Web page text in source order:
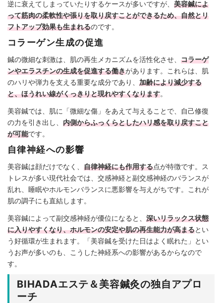
逆に衰えてしまっていたりするケースが多いですが、 美容鍼によ
って筋肉の柔軟性や張りを取り戻すことができるため、自然とリ
フトアップ効果も生まれるのです。
コラーゲン生成の促進
鍼の微細な刺激は、肌の再生メカニズムを活性化させ、 コラーゲ
ンやエラスチンの生成を促進する働きがあります。これらは、肌
のハリや弾力を支える重要な成分であり、 加齢により減少する
と、ほうれい線がくっきりと現れやすくなります。
美容鍼では、肌に「微細な傷」をあえて与えることで、自己修復
の力を引き出し、 内側からふっくらとしたハリ感を取り戻すこと
が可能です。
自律神経への影響
美容鍼は顔だけでなく、 自律神経にも作用する点が特徴です。ス
トレスが多い現代社会では、交感神経と副交感神経のバランスが
乱れ、睡眠やホルモンバランスに悪影響を与えがちです。これが
肌の調子にも直結します。
美容鍼によって副交感神経が優位になると、 深いリラックス状態
に入りやすくなり、ホルモンの安定や肌の再生能力が高まるとい
う好循環が生まれます。「美容鍼を受けた日はよく眠れた」とい
うお声が多いのも、こうした神経系への影響があるからなので
す。
BIHADAエステ＆美容鍼灸の独自アプロ
ーチ